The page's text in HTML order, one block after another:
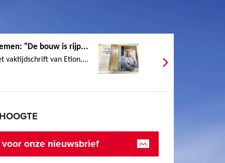
"De bouw is rijp...
vaktijdschrift van Etion,...
onze nieuwsbrief